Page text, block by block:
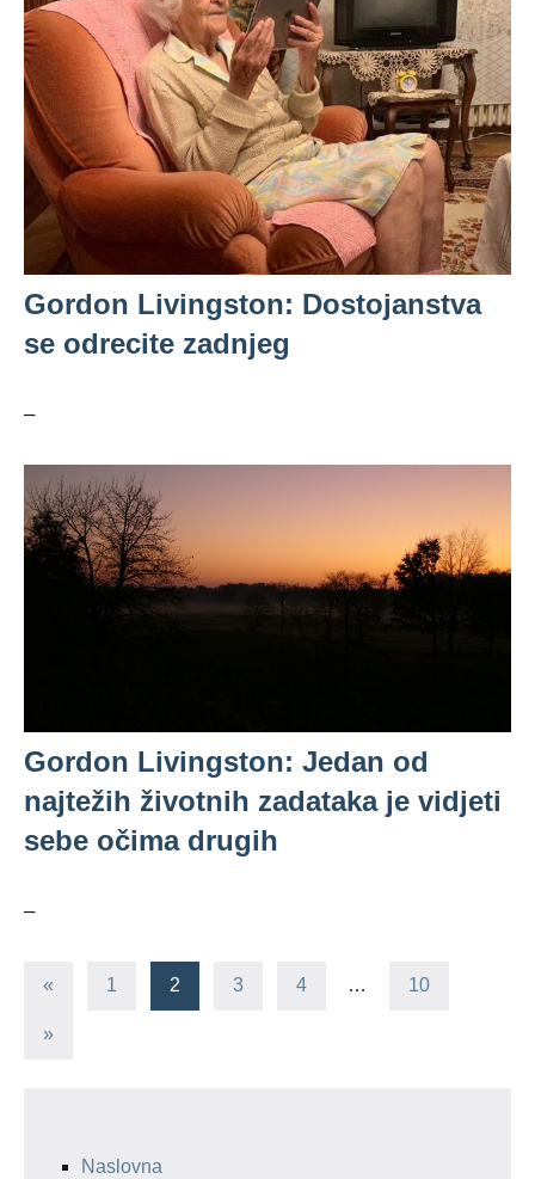
Gordon Livingston: Dostojanstva
se odrecite zadnjeg
–
Gordon Livingston: Jedan od
najtežih životnih zadataka je vidjeti
sebe očima drugih
–
Posts
navigation
« Previous
1 2 3 4 … 10
Next
»
Naslovna